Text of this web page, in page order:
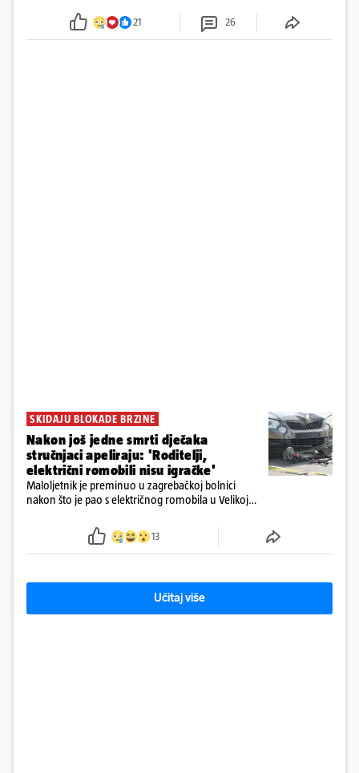
tamošnji liječnici ne vjeruju u oporavak: 'Imamo
21 26
SKIDAJU BLOKADE BRZINE
Nakon još jedne smrti dječaka
stručnjaci apeliraju: 'Roditelji,
električni romobili nisu igračke'
Maloljetnik je preminuo u zagrebačkoj bolnici
nakon što je pao s električnog romobila u Velikoj
13
Učitaj više